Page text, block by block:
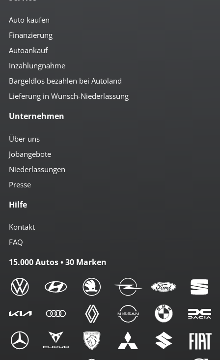
Auto kaufen
Finanzierung
Autoankauf
Inzahlungnahme
Bargeldlos bezahlen bei Autoland
Lieferung in Wunsch-Niederlassung
Unternehmen
Über uns
Jobangebote
Niederlassungen
Presse
Hilfe
Kontakt
FAQ
15.000 Autos • 30 Marken